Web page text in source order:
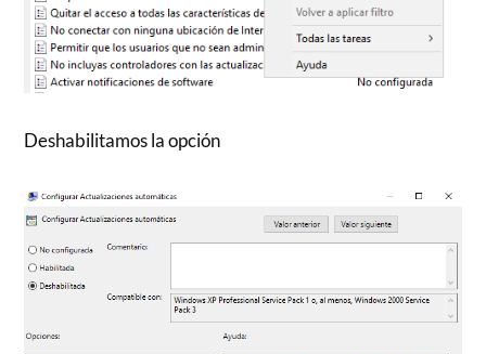
Deshabilitamos la opción